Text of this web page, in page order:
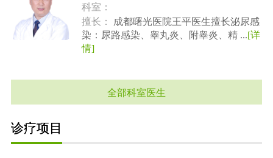
科室：
擅长：
成都曙光医院王平医生擅长泌尿感
染：尿路感染、睾丸炎、附睾炎、精 ...[详
情]
全部科室医生
诊疗项目